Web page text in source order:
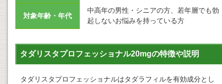
対象年齢・年代
中高年の男性・シニアの方、若年層でも勃
起しないお悩みを持っている方
タダリスタプロフェッショナル20mgの特徴や説明
タダリスタプロフェッショナルはタダラフィルを有効成分とし